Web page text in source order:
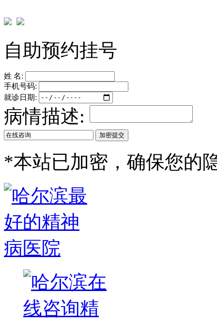
自助预约挂号
姓 名:
手机号码:
就诊日期:
病情描述:
*本站已加密，确保您的